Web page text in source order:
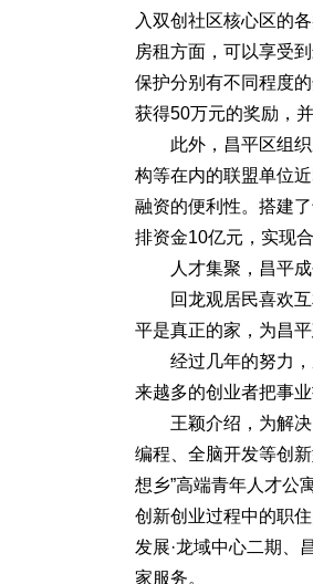
入双创社区核心区的
房租方面，可以享受
保护分别有不同程度
获得50万元的奖励，
此外，昌平区组
构等在内的联盟单位
融资的便利性。搭建
排资金10亿元，实现
人才集聚，昌平
回龙观居民喜欢
平是真正的家，为昌
经过几年的努力
来越多的创业者把事业
王颖介绍，为解
编程、全脑开发等创
想乡”高端青年人才公
创新创业过程中的职
发展·龙域中心二期、
家服务。